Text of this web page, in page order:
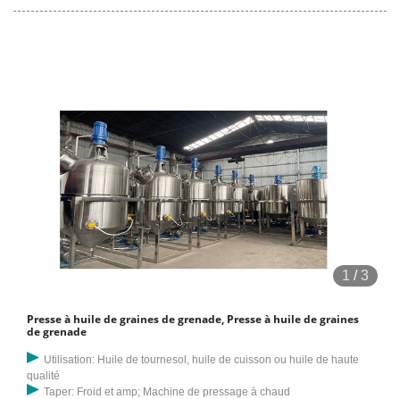
1 /3
Presse à huile de graines de grenade, Presse à huile de graines
de grenade
Utilisation: Huile de tournesol, huile de cuisson ou huile de haute
qualité
Taper: Froid et amp; Machine de pressage à chaud